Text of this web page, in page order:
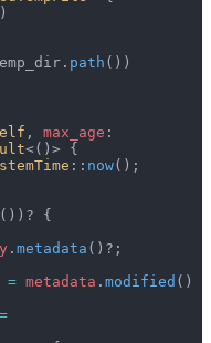
path ())
, max_age
<()> {
:: now();
())? {
. metadata ()?;
= metadata . modified ()
=